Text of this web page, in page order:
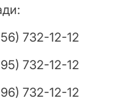
732-12-12
732-12-12
732-12-12